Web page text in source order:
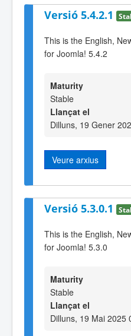
Versió 5.4.2.1
This is the English,
for Joomla! 5.4.2
Maturity
Stable
Llançat el
Dilluns, 19 Gener
Veure arxius
Versió 5.3.0.1
This is the English,
for Joomla! 5.3.0
Maturity
Stable
Llançat el
Dilluns, 19 Mai 2025